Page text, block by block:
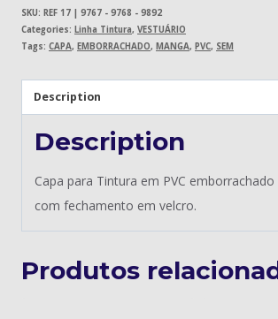
SKU: REF 17 | 9767 - 9768 - 9892
Categories: Linha Tintura, VESTUÁRIO
Tags: CAPA, EMBORRACHADO, MANGA, PVC, SEM
Description
Description
Capa para Tintura em PVC
com fechamento em velcro.
Produtos